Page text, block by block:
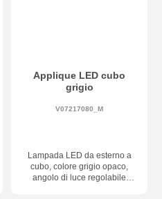
Applique LED cubo
grigio
V07217080_M
Lampada LED da esterno a
cubo, colore grigio opaco,
angolo di luce regolabile